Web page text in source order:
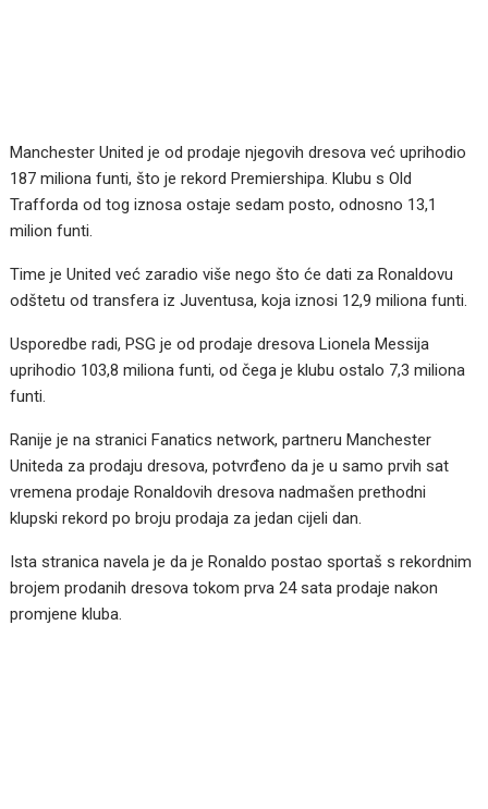
Manchester United je od prodaje njegovih dresova već uprihodio
187 miliona funti, što je rekord Premiershipa. Klubu s Old
Trafforda od tog iznosa ostaje sedam posto, odnosno 13,1
milion funti.
Time je United već zaradio više nego što će dati za Ronaldovu
odštetu od transfera iz Juventusa, koja iznosi 12,9 miliona funti.
Usporedbe radi, PSG je od prodaje dresova Lionela Messija
uprihodio 103,8 miliona funti, od čega je klubu ostalo 7,3 miliona
funti.
Ranije je na stranici Fanatics network, partneru Manchester
Uniteda za prodaju dresova, potvrđeno da je u samo prvih sat
vremena prodaje Ronaldovih dresova nadmašen prethodni
klupski rekord po broju prodaja za jedan cijeli dan.
Ista stranica navela je da je Ronaldo postao sportaš s rekordnim
brojem prodanih dresova tokom prva 24 sata prodaje nakon
promjene kluba.